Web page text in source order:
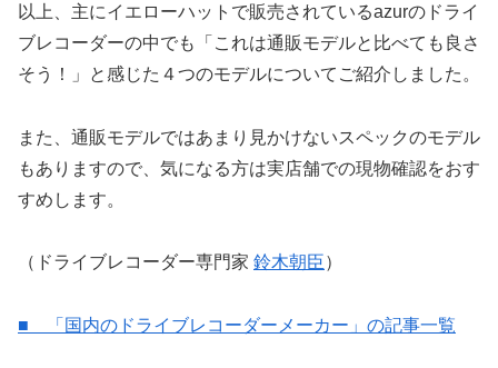
以上、主にイエローハットで販売されているazurのドライ
ブレコーダーの中でも「これは通販モデルと比べても良さ
そう！」と感じた４つのモデルについてご紹介しました。
また、通販モデルではあまり見かけないスペックのモデル
もありますので、気になる方は実店舗での現物確認をおす
すめします。
（ドライブレコーダー専門家 鈴木朝臣）
■ 「国内のドライブレコーダーメーカー」の記事一覧